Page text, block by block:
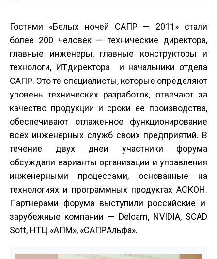
Гостями «Белых ночей САПР — 2011» стали
более 200 человек — технические директора,
главные инженеры, главные конструкторы и
технологи, ИТ­директора и начальники отдела
САПР. Это те специалисты, которые определяют
уровень технических разработок, отвечают за
качество продукции и сроки ее производства,
обеспечивают отлаженное функционирование
всех инженерных служб своих предприятий. В
течение двух дней участники форума
обсуждали варианты организации и управления
инженерными процессами, основанные на
технологиях и программных продуктах АСКОН.
Партнерами форума выступили российские и
зарубежные компании — Delcam, NVIDIA, SCAD
Soft, НТЦ «АПМ», «САПР­Альфа».